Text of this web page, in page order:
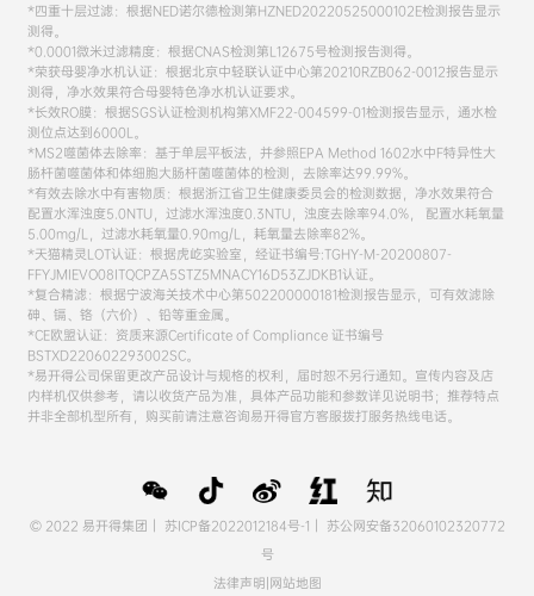
*四重十层过滤：根据NED诺尔德检测第HZNED20220525000102E检测报告显示
测得。
*0.0001微米过滤精度：根据CNAS检测第L12675号检测报告测得。
*荣获母婴净水机认证：根据北京中轻联认证中心第20210RZB062-0012报告显示
测得，净水效果符合母婴特色净水机认证要求。
*长效RO膜：根据SGS认证检测机构第XMF22-004599-01检测报告显示，通水检
测位点达到6000L。
*MS2噬菌体去除率：基于单层平板法，并参照EPA Method 1602水中F特异性大
肠杆菌噬菌体和体细胞大肠杆菌噬菌体的检测，去除率达99.99%。
*有效去除水中有害物质：根据浙江省卫生健康委员会的检测数据，净水效果符合
配置水浑浊度5.0NTU，过滤水浑浊度0.3NTU，浊度去除率94.0%， 配置水耗氧量
5.00mg/L，过滤水耗氧量0.90mg/L，耗氧量去除率82%。
*天猫精灵LOT认证：根据虎屹实验室，经证书编号:TGHY-M-20200807-
FFYJMIEVO08ITQCPZA5STZ5MNACY16D53ZJDKB1认证。
*复合精滤：根据宁波海关技术中心第502200000181检测报告显示，可有效滤除
砷、镉、铬（六价）、铅等重金属。
*CE欧盟认证：资质来源Certificate of Compliance 证书编号
BSTXD220602293002SC。
*易开得公司保留更改产品设计与规格的权利，届时恕不另行通知。宣传内容及店
内样机仅供参考，请以收货产品为准，具体产品功能和参数详见说明书；推荐特点
并非全部机型所有，购买前请注意咨询易开得官方客服拨打服务热线电话。
© 2022 易开得集团｜ 苏ICP备2022012184号-1
苏公网安备32060102320772
号
法律声明 网站地图